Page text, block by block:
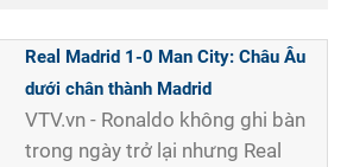
Real Madrid 1-0 Man City: Châu Âu
dưới chân thành Madrid
VTV.vn - Ronaldo không ghi bàn
trong ngày trở lại nhưng Real